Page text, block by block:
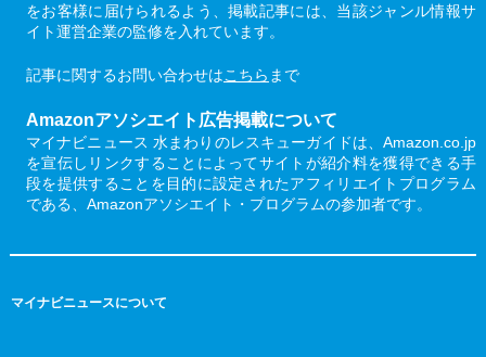
をお客様に届けられるよう、掲載記事には、当該ジャンル情報サ
イト運営企業の監修を入れています。
記事に関するお問い合わせはこちら まで
Amazonアソシエイト広告掲載について
マイナビニュース 水まわりのレスキューガイドは、Amazon.co.jp
を宣伝しリンクすることによってサイトが紹介料を獲得できる手
段を提供することを目的に設定されたアフィリエイトプログラム
である、Amazonアソシエイト・プログラムの参加者です。
マイナビニュースについて